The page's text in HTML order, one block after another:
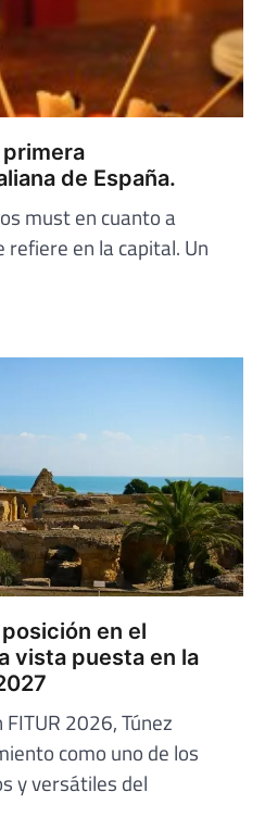
primera
de España.
must en cuanto a
en la capital. Un
en el
vista puesta en la
2026, Túnez
como uno de los
y versátiles del